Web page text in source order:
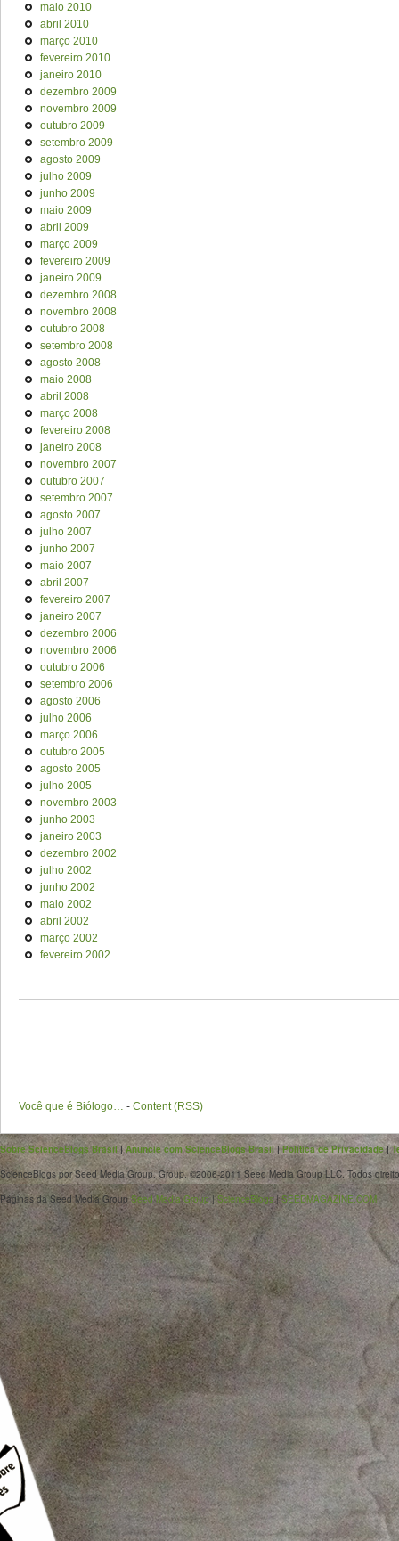
maio 2010
abril 2010
março 2010
fevereiro 2010
janeiro 2010
dezembro 2009
novembro 2009
outubro 2009
setembro 2009
agosto 2009
julho 2009
junho 2009
maio 2009
abril 2009
março 2009
fevereiro 2009
janeiro 2009
dezembro 2008
novembro 2008
outubro 2008
setembro 2008
agosto 2008
maio 2008
abril 2008
março 2008
fevereiro 2008
janeiro 2008
novembro 2007
outubro 2007
setembro 2007
agosto 2007
julho 2007
junho 2007
maio 2007
abril 2007
fevereiro 2007
janeiro 2007
dezembro 2006
novembro 2006
outubro 2006
setembro 2006
agosto 2006
julho 2006
março 2006
outubro 2005
agosto 2005
julho 2005
novembro 2003
junho 2003
janeiro 2003
dezembro 2002
julho 2002
junho 2002
maio 2002
abril 2002
março 2002
fevereiro 2002
Você que é Biólogo… - Content (RSS)
Sobre ScienceBlogs Brasil|Anuncie com ScienceBlogs Brasil|Política de Privacidade|
ScienceBlogs por Seed Media Group. Group. ©2006-2011 Seed Media Group LLC. Todos
Páginas da Seed Media GroupSeed Media Group|ScienceBlogs|SEEDMAGAZINE.COM